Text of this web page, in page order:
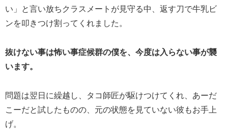
い」と言い放ちクラスメートが見守る中、返す刀で牛乳ビ
ンを叩きつけ割ってくれました。
抜けない事は怖い事症候群の僕を、今度は入らない事が襲
います。
問題は翌日に繰越し、タコ師匠が駆けつけてくれ、あーだ
こーだと試したものの、元の状態を見ていない彼もお手上
げ。